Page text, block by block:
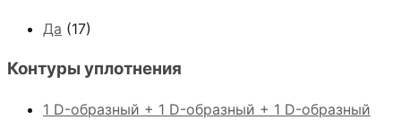
Да (17)
Контуры уплотнения
1 D-образный + 1 D-образный + 1 D-образный